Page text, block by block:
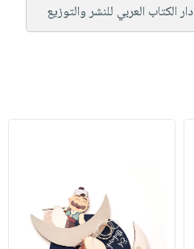
دار الكتاب العربي للنشر والتوزيع